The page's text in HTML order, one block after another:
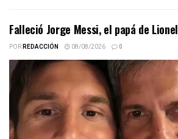
Falleció Jorge Messi, el papá de Lionel
PORREDACCIÓN 08/08/2026 0